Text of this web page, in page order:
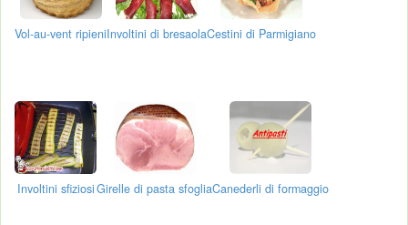
Vol-au-vent ripieniInvoltini di bresaolaCestini di Parmigiano
Involtini sfiziosiGirelle di pasta sfogliaCanederli di formaggio